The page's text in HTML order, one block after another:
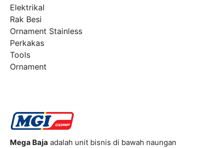
Elektrikal
Rak Besi
Ornament Stainless
Perkakas
Tools
Ornament
Mega Baja adalah unit bisnis di bawah naungan